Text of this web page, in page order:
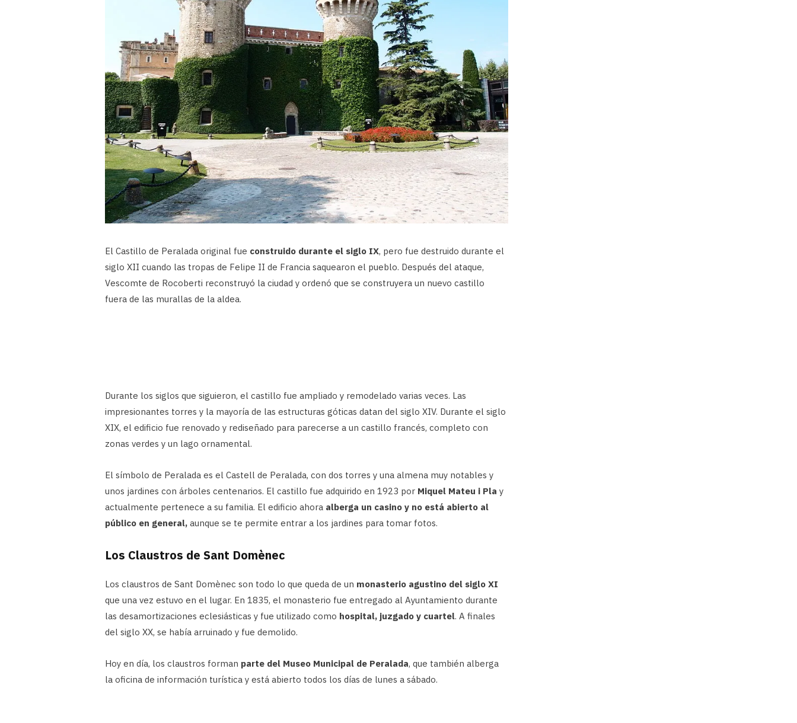
El Castillo de Peralada original fue construido durante el siglo IX, pero fue destruido durante el
siglo XII cuando las tropas de Felipe II de Francia saquearon el pueblo. Después del ataque,
Vescomte de Rocoberti reconstruyó la ciudad y ordenó que se construyera un nuevo castillo
fuera de las murallas de la aldea.
Durante los siglos que siguieron, el castillo fue ampliado y remodelado varias veces. Las
impresionantes torres y la mayoría de las estructuras góticas datan del siglo XIV. Durante el siglo
XIX, el edificio fue renovado y rediseñado para parecerse a un castillo francés, completo con
zonas verdes y un lago ornamental.
El símbolo de Peralada es el Castell de Peralada, con dos torres y una almena muy notables y
unos jardines con árboles centenarios. El castillo fue adquirido en 1923 por Miquel Mateu i Pla y
actualmente pertenece a su familia. El edificio ahora alberga un casino y no está abierto al
público en general, aunque se te permite entrar a los jardines para tomar fotos.
Los Claustros de Sant Domènec
Los claustros de Sant Domènec son todo lo que queda de un monasterio agustino del siglo XI
que una vez estuvo en el lugar. En 1835, el monasterio fue entregado al Ayuntamiento durante
las desamortizaciones eclesiásticas y fue utilizado como hospital, juzgado y cuartel. A finales
del siglo XX, se había arruinado y fue demolido.
Hoy en día, los claustros forman parte del Museo Municipal de Peralada, que también alberga
la oficina de información turística y está abierto todos los días de lunes a sábado.